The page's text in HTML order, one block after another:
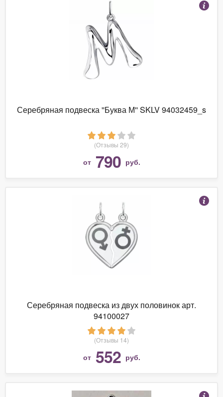
Серебряная подвеска ''Буква М'' SKLV 94032459_s
(Отзывы 29)
от 790 руб.
Серебряная подвеска из двух половинок арт.
94100027
(Отзывы 14)
от 552 руб.